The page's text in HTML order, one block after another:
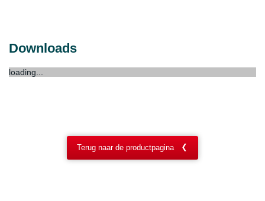
Downloads
loading...
Terug naar de productpagina